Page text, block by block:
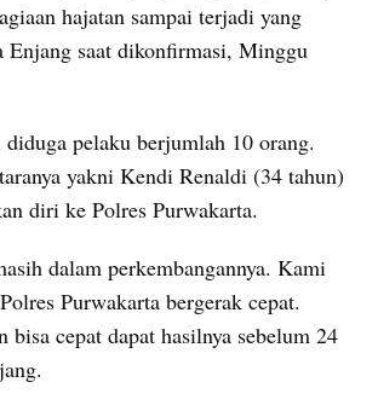
hajatan sampai terjadi yang
Enjang saat dikonfirmasi, Minggu
pelaku berjumlah 10 orang.
yakni Kendi Renaldi (34 tahun)
diri ke Polres Purwakarta.
dalam perkembangannya. Kami
Purwakarta bergerak cepat.
bisa cepat dapat hasilnya sebelum 24